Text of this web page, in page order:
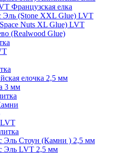
Французская елка
(Stone XXL Glue) LVT
Nuts XL Glue) LVT
(Realwood Glue)
елочка 2,5 мм
3 мм
LVT
Эль Стоун (Камни ) 2,5 мм
Эль LVT 2,5 мм